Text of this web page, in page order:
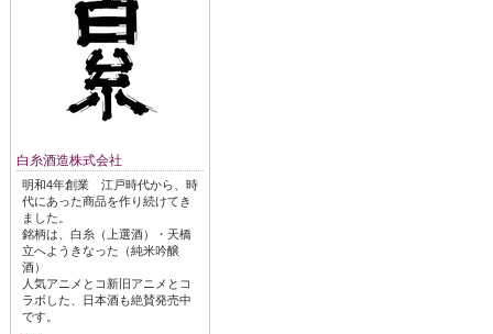
白糸酒造株式会社
明和4年創業 江戸時代から、時
代にあった商品を作り続けてき
ました。
銘柄は、白糸（上選酒）・天橋
立へようきなった（純米吟醸
酒）
人気アニメとコ新旧アニメとコ
ラボした、日本酒も絶賛発売中
です。